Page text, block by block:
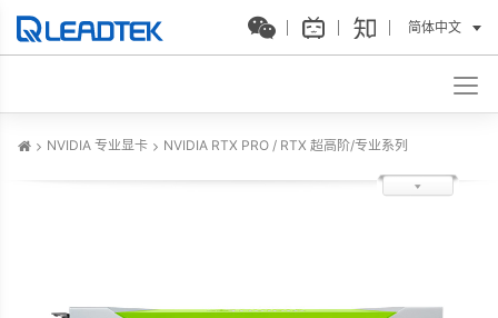
简体中文
NVIDIA 专业显卡 NVIDIA RTX PRO / RTX 超高阶/专业系列